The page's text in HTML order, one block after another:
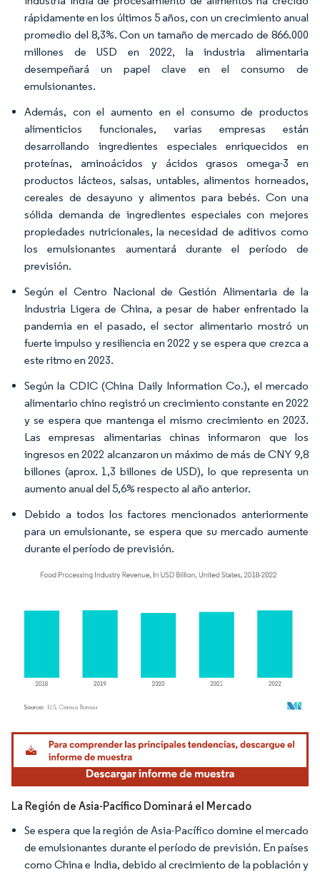
rápidamente en los últimos 5 años, con un crecimiento anual
promedio del 8,3%. Con un tamaño de mercado de 866.000
millones de USD en 2022, la industria alimentaria
desempeñará un papel clave en el consumo de
emulsionantes.
Además, con el aumento en el consumo de productos
alimenticios funcionales, varias empresas están
desarrollando ingredientes especiales enriquecidos en
proteínas, aminoácidos y ácidos grasos omega-3 en
productos lácteos, salsas, untables, alimentos horneados,
cereales de desayuno y alimentos para bebés. Con una
sólida demanda de ingredientes especiales con mejores
propiedades nutricionales, la necesidad de aditivos como
los emulsionantes aumentará durante el período de
previsión.
Según el Centro Nacional de Gestión Alimentaria de la
Industria Ligera de China, a pesar de haber enfrentado la
pandemia en el pasado, el sector alimentario mostró un
fuerte impulso y resiliencia en 2022 y se espera que crezca a
este ritmo en 2023.
Según la CDIC (China Daily Information Co.), el mercado
alimentario chino registró un crecimiento constante en 2022
y se espera que mantenga el mismo crecimiento en 2023.
Las empresas alimentarias chinas informaron que los
ingresos en 2022 alcanzaron un máximo de más de CNY 9,8
billones (aprox. 1,3 billones de USD), lo que representa un
aumento anual del 5,6% respecto al año anterior.
Debido a todos los factores mencionados anteriormente
para un emulsionante, se espera que su mercado aumente
durante el período de previsión.
Imagen © Mordor Intelligence. El uso requiere atribución según CC BY 4.0.
La Región de Asia-Pacífico Dominará el Mercado
Se espera que la región de Asia-Pacífico domine el mercado
de emulsionantes durante el período de previsión. En países
como China e India, debido al crecimiento de la población y